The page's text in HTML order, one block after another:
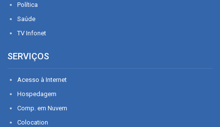
Política
Saúde
TV Infonet
SERVIÇOS
Acesso à Internet
Hospedagem
Comp. em Nuvem
Colocation